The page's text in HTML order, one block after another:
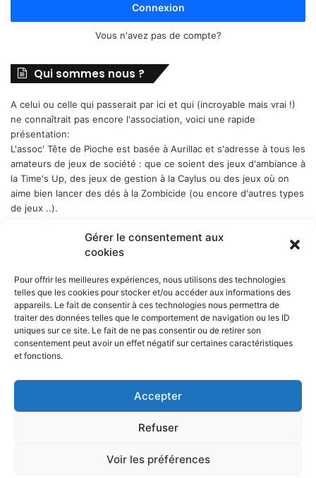
Gérer le consentement aux
cookies
Pour offrir les meilleures expériences, nous utilisons des technologies
telles que les cookies pour stocker et/ou accéder aux informations des
appareils. Le fait de consentir à ces technologies nous permettra de
traiter des données telles que le comportement de navigation ou les ID
uniques sur ce site. Le fait de ne pas consentir ou de retirer son
consentement peut avoir un effet négatif sur certaines caractéristiques
et fonctions.
Accepter
Refuser
Voir les préférences
Connexion
Vous n'avez pas de compte?
Qui sommes nous ?
A celui ou celle qui passerait par ici et qui (incroyable mais vrai !)
ne connaîtrait pas encore l'association, voici une rapide
présentation:
L'assoc' Tête de Pioche est basée à Aurillac et s'adresse à tous les
amateurs de jeux de société : que ce soient des jeux d'ambiance à
la Time's Up, des jeux de gestion à la Caylus ou des jeux où on
aime bien lancer des dés à la Zombicide (ou encore d'autres types
de jeux ..).
Les soirées-jeux sont ouvertes à tous (enfin quand même plutôt
aux adultes). Elles ont lieu chaque Week-end en alternance : 1er
samedi du mois, puis vendredi, puis samedi etc..., a Belbex (6
minuit...
La cotisation annuelle est de 10 € (mais le trésorier est indulgent
envers les curieux qui viennent une fois comme ça ...)Donc, si
cela vous dit, n'hésitez pas !
L'angle du jeu - 5 rue Marchande, 15000 Aurillac